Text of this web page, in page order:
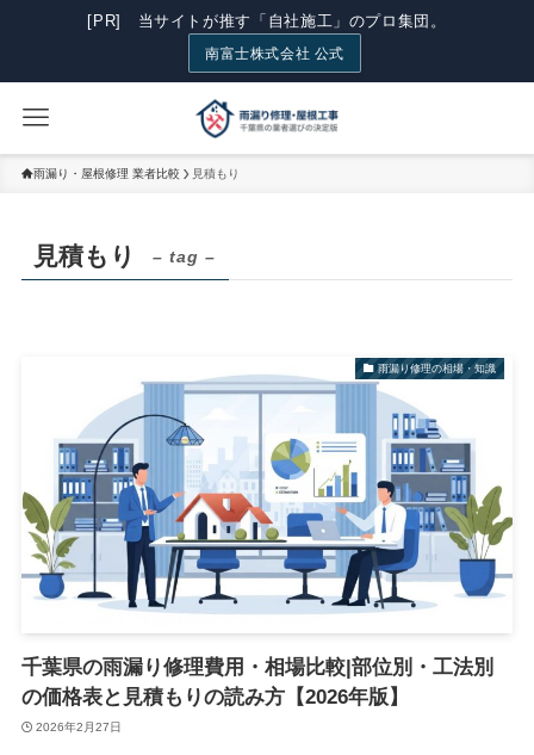
[PR] 当サイトが推す「自社施工」のプロ集団。
南富士株式会社 公式
雨漏り・屋根修理 業者比較 見積もり
見積もり – tag –
雨漏り修理の相場・知識
千葉県の雨漏り修理費用・相場比較|部位別・工法別
の価格表と見積もりの読み方【2026年版】
2026年2月27日